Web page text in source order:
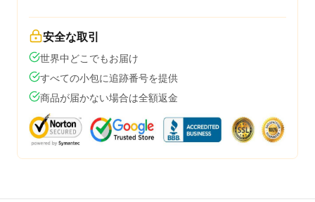
安全な取引
世界中どこでもお届け
すべての小包に追跡番号を提供
商品が届かない場合は全額返金